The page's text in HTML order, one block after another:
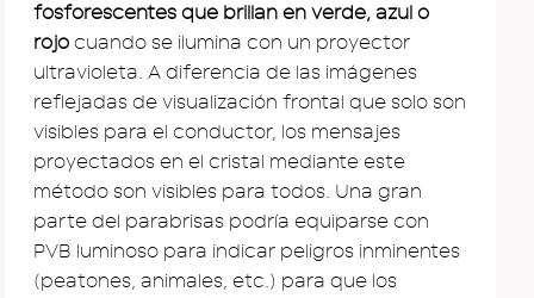
fosforescentes que brillan en verde, azul o
rojo cuando se ilumina con un proyector
ultravioleta. A diferencia de las imágenes
reflejadas de visualización frontal que solo son
visibles para el conductor, los mensajes
proyectados en el cristal mediante este
método son visibles para todos. Una gran
parte del parabrisas podría equiparse con
PVB luminoso para indicar peligros inminentes
(peatones, animales, etc.) para que los